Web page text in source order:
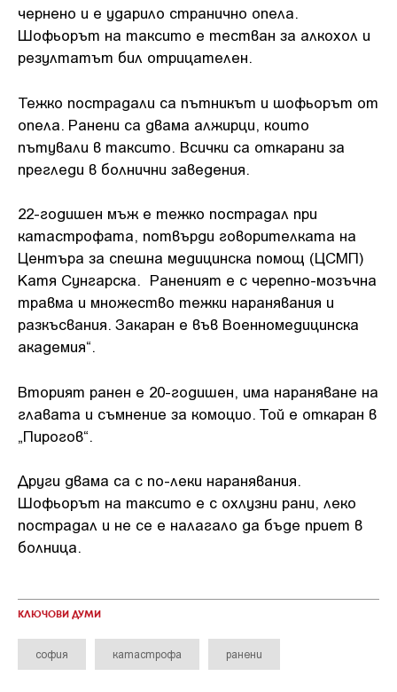
чернено и е ударило странично опела.
Шофьорът на таксито е тестван за алкохол и
резултатът бил отрицателен.
Тежко пострадали са пътникът и шофьорът от
опела. Ранени са двама алжирци, които
пътували в таксито. Всички са откарани за
прегледи в болнични заведения.
22-годишен мъж е тежко пострадал при
катастрофата, потвърди говорителката на
Центъра за спешна медицинска помощ (ЦСМП)
Катя Сунгарска. Раненият е с черепно-мозъчна
травма и множество тежки наранявания и
разкъсвания. Закаран е във Военномедицинска
академия“.
Вторият ранен е 20-годишен, има нараняване на
главата и съмнение за комоцио. Той е откаран в
„Пирогов“.
Други двама са с по-леки наранявания.
Шофьорът на таксито е с охлузни рани, леко
пострадал и не се е налагало да бъде приет в
болница.
КЛЮЧОВИ ДУМИ
софия катастрофа ранени